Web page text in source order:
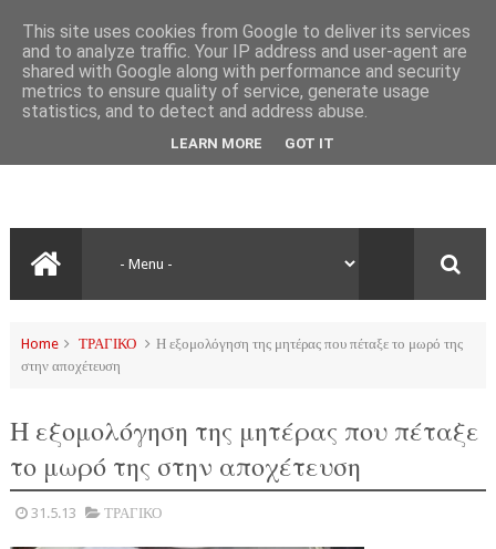
Home ΤΡΑΓΙΚΟ
Η εξομολόγηση της μητέρας που πέταξε το μωρό της
στην αποχέτευση
Η εξομολόγηση της μητέρας που πέταξε
το μωρό της στην αποχέτευση
31.5.13 ΤΡΑΓΙΚΟ
This site uses cookies from Google to deliver its services
and to analyze traffic. Your IP address and user-agent are
shared with Google along with performance and security
metrics to ensure quality of service, generate usage
statistics, and to detect and address abuse.
LEARN MORE GOT IT